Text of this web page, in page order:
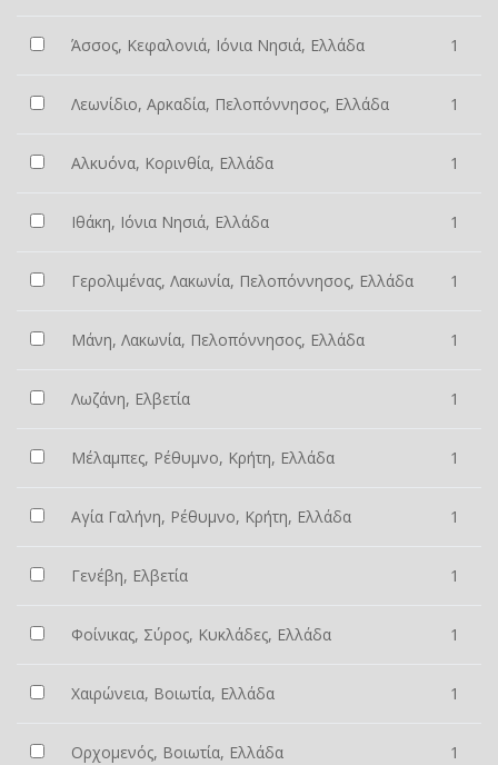
Άσσος, Κεφαλονιά, Ιόνια Νησιά, Ελλάδα 1
Λεωνίδιο, Αρκαδία, Πελοπόννησος, Ελλάδα 1
Αλκυόνα, Κορινθία, Ελλάδα 1
Ιθάκη, Ιόνια Νησιά, Ελλάδα 1
Γερολιμένας, Λακωνία, Πελοπόννησος, Ελλάδα 1
Μάνη, Λακωνία, Πελοπόννησος, Ελλάδα 1
Λωζάνη, Ελβετία 1
Μέλαμπες, Ρέθυμνο, Κρήτη, Ελλάδα 1
Αγία Γαλήνη, Ρέθυμνο, Κρήτη, Ελλάδα 1
Γενέβη, Ελβετία 1
Φοίνικας, Σύρος, Κυκλάδες, Ελλάδα 1
Χαιρώνεια, Βοιωτία, Ελλάδα 1
Ορχομενός, Βοιωτία, Ελλάδα 1